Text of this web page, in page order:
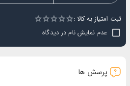
ثبت امتیاز به کالا :
1 Star
2 Stars
3 Stars
4 Stars
5 Stars
Empty
عدم نمایش نام در دیدگاه
پرسش ها